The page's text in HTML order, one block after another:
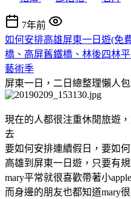
7年前
如何安排高雄屏東一日遊(免
橋、高屏舊鐵橋、林後四林
藝術季
屏東一日，二日總整理懶人包
現在的人都很注重休閒旅遊
去
要如何安排連續假日，要如
高雄到屏東一日遊，只要有
mary平常就很喜歡帶著小
而身邊的朋友也都知道mary